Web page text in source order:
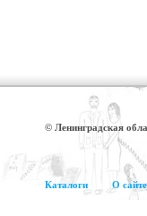
© Ленинградская
Каталоги О сайте